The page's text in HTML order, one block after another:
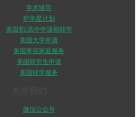
学术辅导
护学星计划
美国初/高中申请和转学
美国大学申请
美国寄宿家庭服务
美国研究生申请
美国转学服务
微信公众号